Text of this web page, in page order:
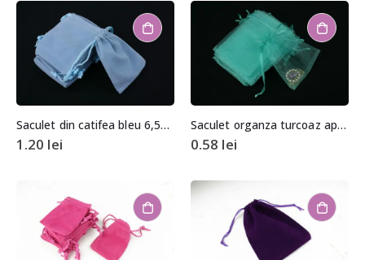
Saculet din catifea bleu 6,5×9,5cm
1.20 lei
Saculet organza turcoaz aprox. 8,5×11,5cm
0.58 lei